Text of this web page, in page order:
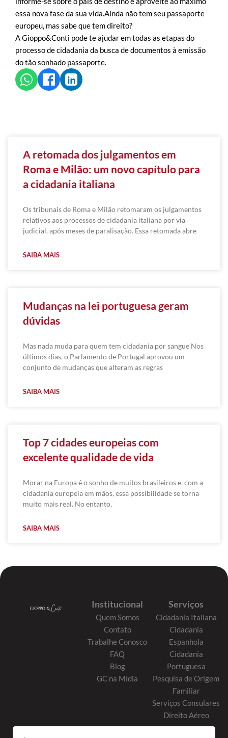
essa nova fase da sua vida.Ainda não tem seu passaporte
europeu, mas sabe que tem direito?
A Gioppo&Conti pode te ajudar em todas as etapas do
processo de cidadania da busca de documentos à emissão
do tão sonhado passaporte.
A retomada dos julgamentos em
Roma e Milão: um novo capítulo para
a cidadania italiana
Os tribunais de Roma e Milão retomaram os julgamentos
relativos aos processos de cidadania italiana por via
judicial, após meses de paralisação. Essa retomada abre
SAIBA MAIS
Mudanças na lei portuguesa geram
dúvidas
Mas nada muda para quem tem cidadania por sangue Nos
últimos dias, o Parlamento de Portugal aprovou um
conjunto de mudanças que alteram as regras
SAIBA MAIS
Top 7 cidades europeias com
excelente qualidade de vida
Morar na Europa é o sonho de muitos brasileiros e, com a
cidadania europeia em mãos, essa possibilidade se torna
muito mais real. No entanto,
SAIBA MAIS
Institucional
Quem Somos
Contato
Trabalhe Conosco
FAQ
Blog
GC na Mídia
Serviços
Cidadania Italiana
Cidadania
Espanhola
Cidadania
Portuguesa
Pesquisa de Origem
Familiar
Serviços Consulares
Direito Aéreo